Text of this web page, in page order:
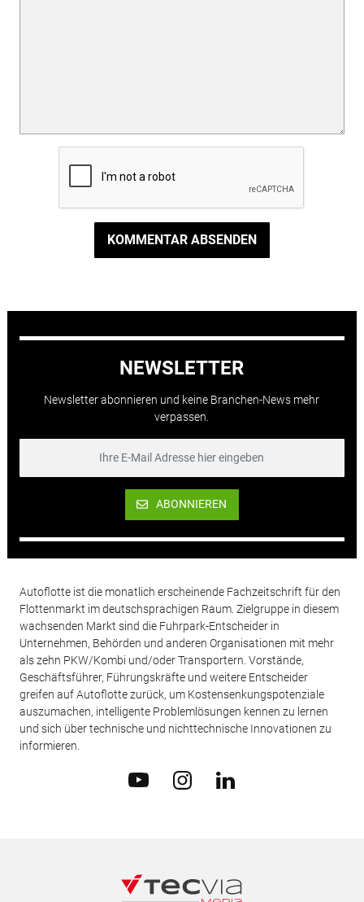
KOMMENTAR ABSENDEN
NEWSLETTER
Newsletter abonnieren und keine Branchen-News mehr
verpassen.
ABONNIEREN
Autoflotte ist die monatlich erscheinende Fachzeitschrift für den
Flottenmarkt im deutschsprachigen Raum. Zielgruppe in diesem
wachsenden Markt sind die Fuhrpark-Entscheider in
Unternehmen, Behörden und anderen Organisationen mit mehr
als zehn PKW/Kombi und/oder Transportern. Vorstände,
Geschäftsführer, Führungskräfte und weitere Entscheider
greifen auf Autoflotte zurück, um Kostensenkungspotenziale
auszumachen, intelligente Problemlösungen kennen zu lernen
und sich über technische und nichttechnische Innovationen zu
informieren.